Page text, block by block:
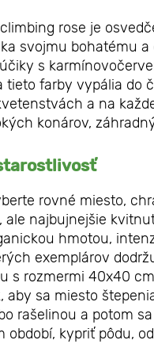
rose je
svojmu bohatému
s
tieto farby vypália do
a na
konárov,
rovné miesto,
ale najbujnejšie
hmotou,
exemplárov
s rozmermi 40x40
aby sa miesto
rašelinou a potom
období, kypriť pôdu,